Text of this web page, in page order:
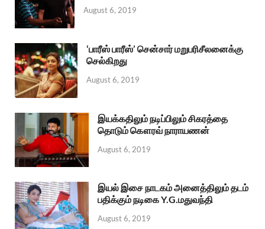
August 6, 2019
‘பாரீஸ் பாரீஸ்’ சென்சார் மறுபரிசீலனைக்கு
செல்கிறது
August 6, 2019
இயக்கதிலும் நடிப்பிலும் சிகரத்தை
தொடும் கௌரவ் நாராயணன்
August 6, 2019
இயல் இசை நாடகம் அனைத்திலும் தடம்
பதிக்கும் நடிகை Y.G.மதுவந்தி
August 6, 2019